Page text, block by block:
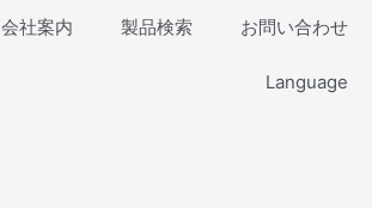
会社案内 製品検索 お問い合わせ
Language